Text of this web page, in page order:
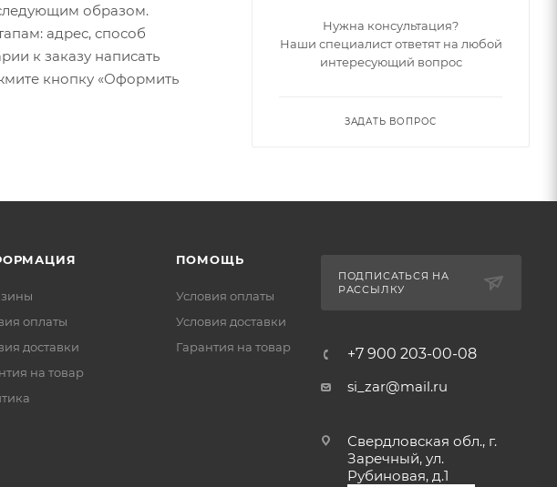
образом.
адрес, способ
к заказу написать
кнопку «Оформить
Нужна консультация?
Наши специалист ответят на любой
интересующий вопрос
ЗАДАТЬ ВОПРОС
оплаты
доставки
на товар
ПОМОЩЬ
Условия оплаты
Условия доставки
Гарантия на товар
ПОДПИСАТЬСЯ НА
РАССЫЛКУ
+7 900 203-00-08
si_zar@mail.ru
Свердловская обл., г.
Заречный, ул.
Рубиновая, д.1